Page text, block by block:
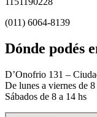
(011) 6064-8139
Dónde podés
D’Onofrio 131 –
De lunes a viernes de
Sábados de 8 a 14 hs